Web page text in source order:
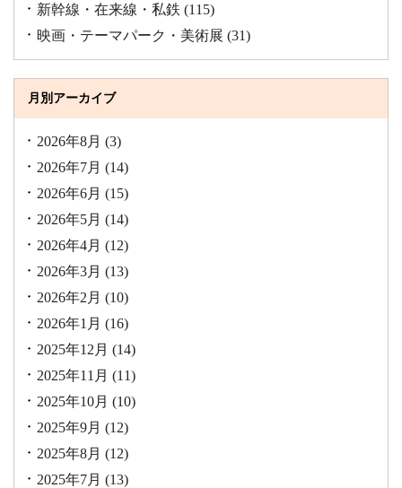
新幹線・在来線・私鉄 (115)
映画・テーマパーク・美術展 (31)
月別アーカイブ
2026年8月 (3)
2026年7月 (14)
2026年6月 (15)
2026年5月 (14)
2026年4月 (12)
2026年3月 (13)
2026年2月 (10)
2026年1月 (16)
2025年12月 (14)
2025年11月 (11)
2025年10月 (10)
2025年9月 (12)
2025年8月 (12)
2025年7月 (13)